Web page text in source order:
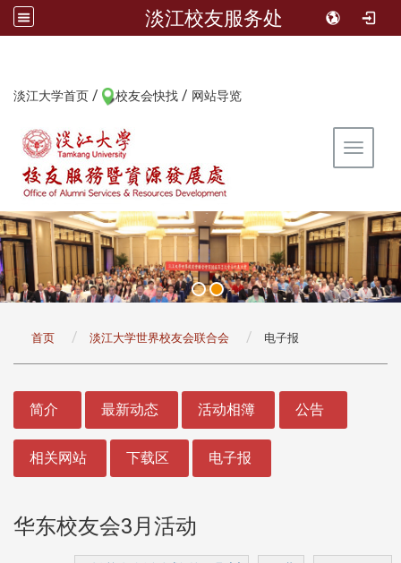
淡江校友服务处
淡江大学首页 / 校友会快找 / 网站导览
Toggle
首页 淡江大学世界校友会联合会 电子报
简介 最新动态 活动相簿 公告
相关网站 下载区 电子报
华东校友会3月活动